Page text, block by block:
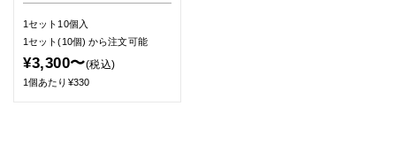
1セット10個入
1セット(10個)から注文可能
¥3,300〜(税込)
1個あたり¥330